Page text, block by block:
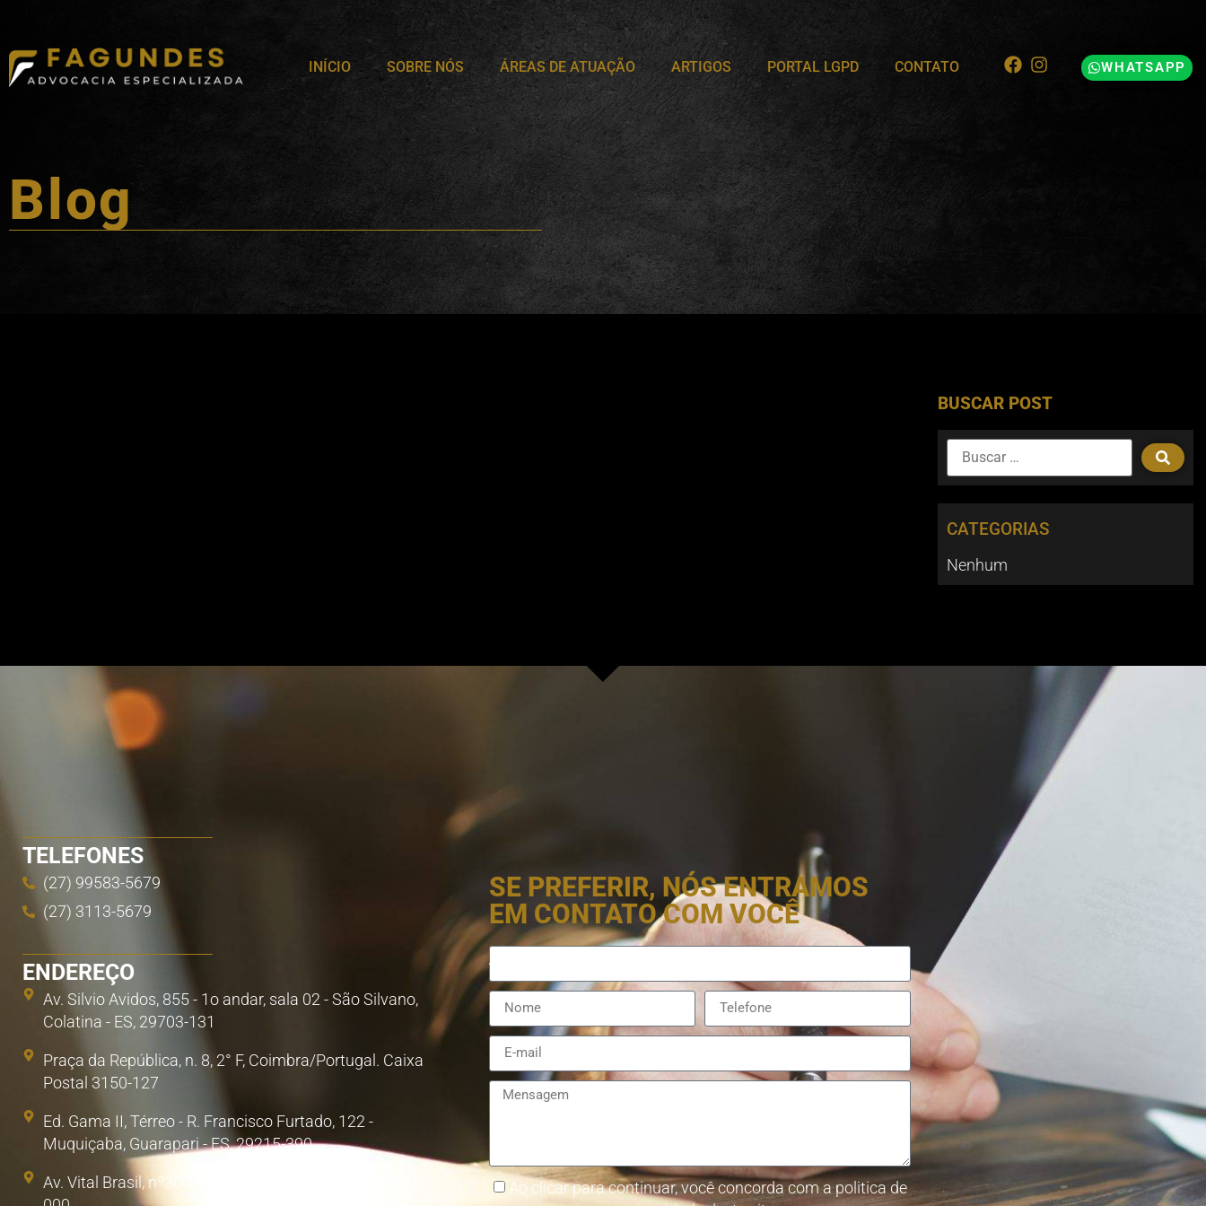
INÍCIO SOBRE NÓS ÁREAS DE ATUAÇÃO ARTIGOS PORTAL LGPD CONTATO WHATSAPP
Blog
BUSCAR POST
CATEGORIAS
Nenhum
TELEFONES
(27) 99583-5679
(27) 3113-5679
ENDEREÇO
Av. Silvio Avidos, 855 - 1o andar, sala 02 - São Silvano,
Colatina - ES, 29703-131
Praça da República, n. 8, 2° F, Coimbra/Portugal. Caixa
Postal 3150-127
Ed. Gama II, Térreo - R. Francisco Furtado, 122 -
Muquiçaba, Guarapari - ES, 29215-390
Av. Vital Brasil, nº300, Sala 1. Poá, São Paulo/SP. 08857-
SE PREFERIR, NÓS ENTRAMOS
EM CONTATO COM VOCÊ
Ao clicar para continuar, você concorda com a politica de